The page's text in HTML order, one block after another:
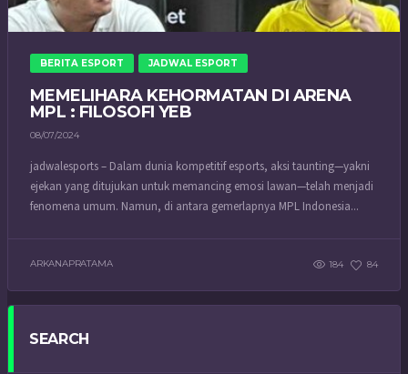
BERITA ESPORT JADWAL ESPORT
MEMELIHARA KEHORMATAN DI ARENA
MPL : FILOSOFI YEB
08/07/2024
jadwalesports – Dalam dunia kompetitif esports, aksi taunting—yakni
ejekan yang ditujukan untuk memancing emosi lawan—telah menjadi
fenomena umum. Namun, di antara gemerlapnya MPL Indonesia...
ARKANAPRATAMA 184 84
SEARCH